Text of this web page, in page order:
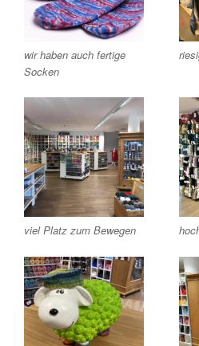
wir haben auch fertige
Socken
viel Platz zum Bewegen